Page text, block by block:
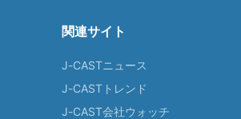
関連サイト
J-CASTニュース
J-CASTトレンド
J-CAST会社ウォッチ